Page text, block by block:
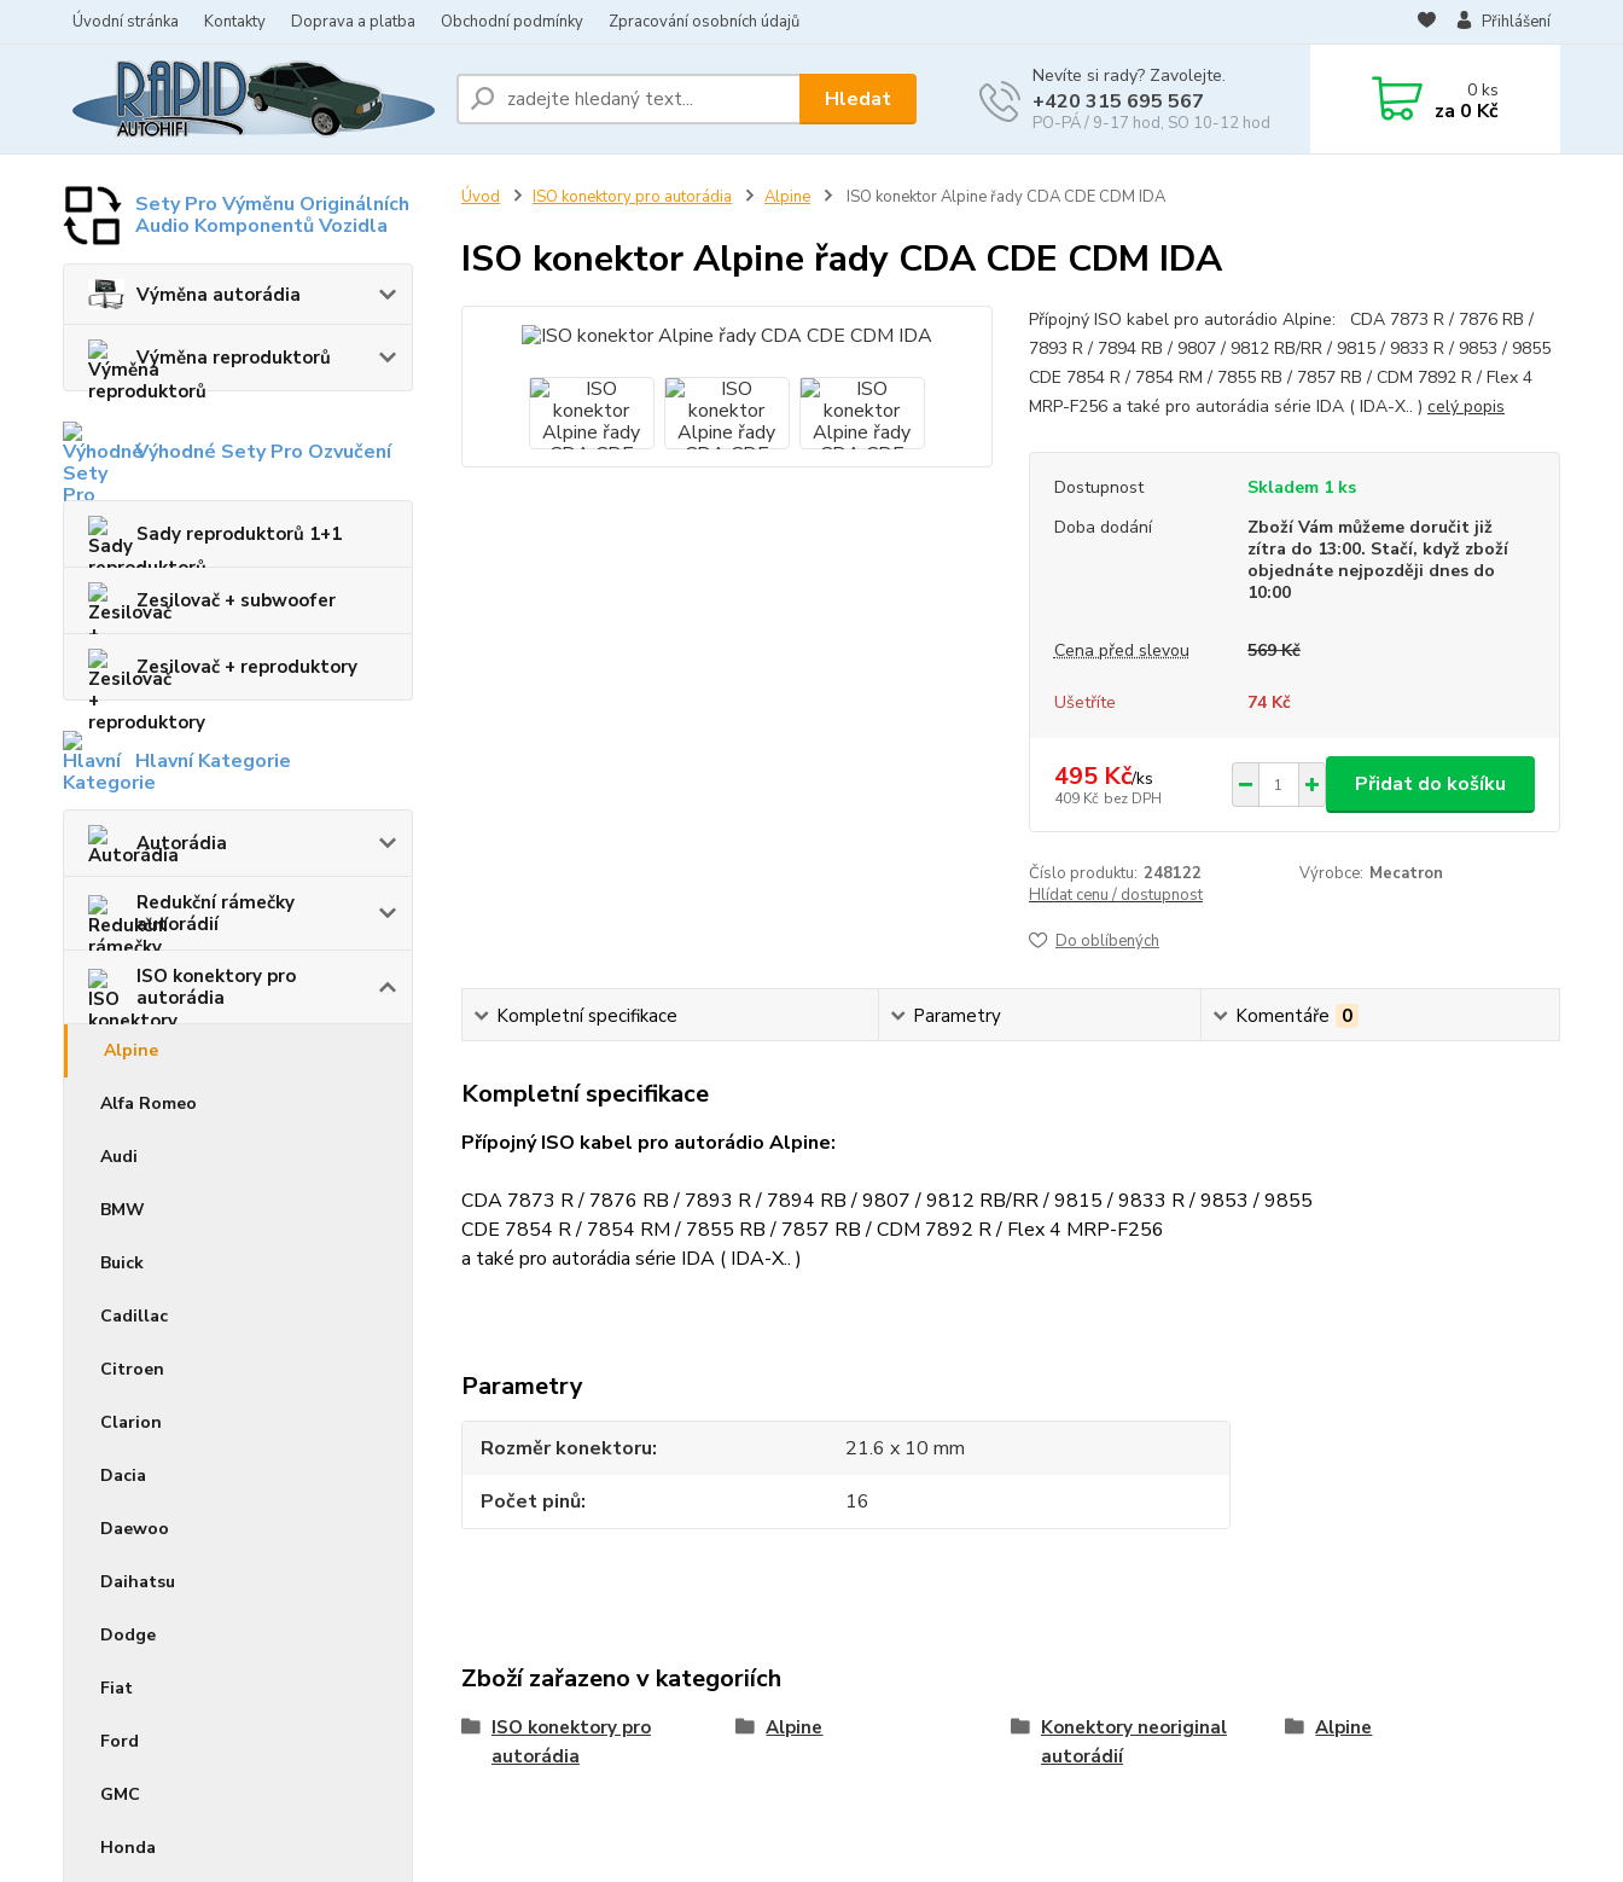
Úvodní stránka Kontakty Doprava a platba Obchodní podmínky Zpracování osobních údajů Přihlášení
Hledat
Nevíte si rady? Zavolejte.
+420 315 695 567
PO-PÁ / 9-17 hod, SO 10-12 hod
0ks
za 0 Kč
Sety Pro Výměnu Originálních
Audio Komponentů Vozidla
Výměna autorádia
Výměna reproduktorů
Výhodné Sety Pro Ozvučení
Sady reproduktorů 1+1
Zesilovač + subwoofer
Zesilovač + reproduktory
Hlavní Kategorie
Autorádia
Redukční rámečky
autorádií
ISO konektory pro
autorádia
Alpine
Alfa Romeo
Audi
BMW
Buick
Cadillac
Citroen
Clarion
Dacia
Daewoo
Daihatsu
Dodge
Fiat
Ford
GMC
Honda
Úvod ISO konektory pro autorádia Alpine ISO konektor Alpine řady CDA CDE CDM IDA
ISO konektor Alpine řady CDA CDE CDM IDA
Přípojný ISO kabel pro autorádio Alpine: CDA 7873 R / 7876 RB /
7893 R / 7894 RB / 9807 / 9812 RB/RR / 9815 / 9833 R / 9853 / 9855
CDE 7854 R / 7854 RM / 7855 RB / 7857 RB / CDM 7892 R / Flex 4
MRP-F256 a také pro autorádia série IDA ( IDA-X.. ) celý popis
Dostupnost
Skladem 1 ks
Doba dodání
Zboží Vám můžeme doručit již
zítra do 13:00. Stačí, když zboží
objednáte nejpozději dnes do
10:00
Cena před slevou 569 Kč
Ušetříte 74 Kč
495 Kč/ks
409 Kč bez DPH
Přidat do košíku
Číslo produktu: 248122 Výrobce: Mecatron
Hlídat cenu / dostupnost
Do oblíbených
Kompletní specifikace Parametry Komentáře 0
Kompletní specifikace
Přípojný ISO kabel pro autorádio Alpine:
CDA 7873 R / 7876 RB / 7893 R / 7894 RB / 9807 / 9812 RB/RR / 9815 / 9833 R / 9853 / 9855
CDE 7854 R / 7854 RM / 7855 RB / 7857 RB / CDM 7892 R / Flex 4 MRP-F256
a také pro autorádia série IDA ( IDA-X.. )
Parametry
Rozměr konektoru
21.6 x 10 mm
Počet pinů
16
Zboží zařazeno v kategoriích
ISO konektory pro
autorádia
Alpine
Konektory neoriginal
autorádií
Alpine